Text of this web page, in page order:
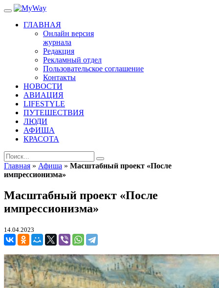
ГЛАВНАЯ
Онлайн версия
журнала
Редакция
Рекламный отдел
Пользовательское соглашение
Контакты
НОВОСТИ
АВИАЦИЯ
LIFESTYLE
ПУТЕШЕСТВИЯ
ЛЮДИ
АФИША
КРАСОТА
Главная » Афиша » Масштабный проект «После
импрессионизма»
Масштабный проект «После
импрессионизма»
14.04.2023